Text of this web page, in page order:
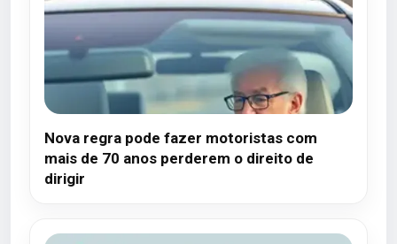
Nova regra pode fazer motoristas com
mais de 70 anos perderem o direito de
dirigir